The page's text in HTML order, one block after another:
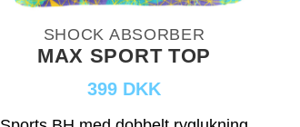
SHOCK ABSORBER
MAX SPORT TOP
399 DKK